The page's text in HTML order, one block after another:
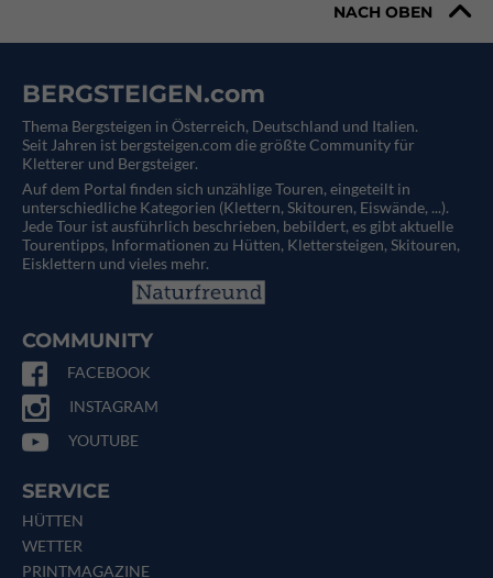
NACH OBEN
BERGSTEIGEN.com
Thema Bergsteigen in Österreich, Deutschland und Italien.
Seit Jahren ist bergsteigen.com die größte Community für
Kletterer und Bergsteiger.
Auf dem Portal finden sich unzählige Touren, eingeteilt in
unterschiedliche Kategorien (Klettern, Skitouren, Eiswände, ...).
Jede Tour ist ausführlich beschrieben, bebildert, es gibt aktuelle
Tourentipps, Informationen zu Hütten, Klettersteigen, Skitouren,
Eisklettern und vieles mehr.
COMMUNITY
FACEBOOK
INSTAGRAM
YOUTUBE
SERVICE
HÜTTEN
WETTER
PRINTMAGAZINE